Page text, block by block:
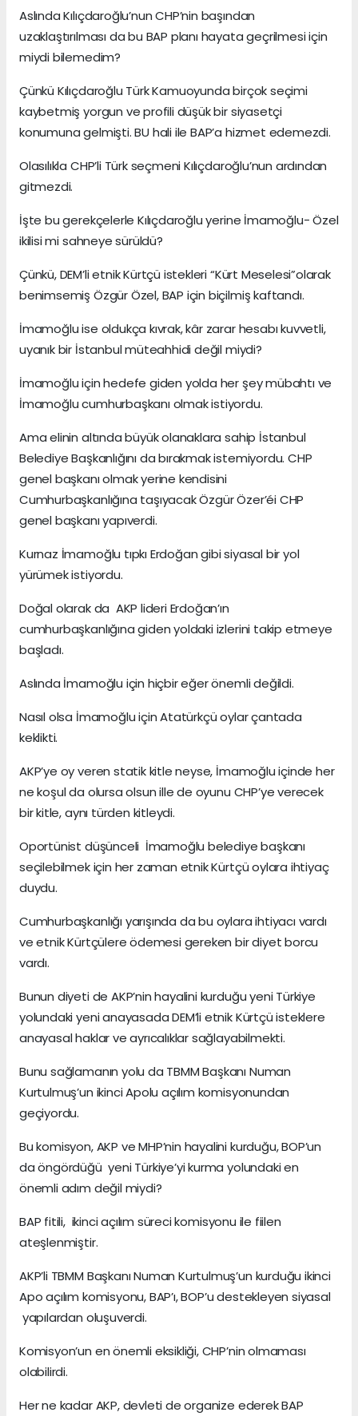
Aslında Kılıçdaroğlu’nun CHP’nin başından
uzaklaştırılması da bu BAP planı hayata geçrilmesi için
miydi bilemedim?
Çünkü Kılıçdaroğlu Türk Kamuoyunda birçok seçimi
kaybetmiş yorgun ve profili düşük bir siyasetçi
konumuna gelmişti. BU hali ile BAP’a hizmet edemezdi.
Olasılıkla CHP’li Türk seçmeni Kılıçdaroğlu’nun ardından
gitmezdi.
İşte bu gerekçelerle Kılıçdaroğlu yerine İmamoğlu- Özel
ikilisi mi sahneye sürüldü?
Çünkü, DEM’li etnik Kürtçü istekleri “Kürt Meselesi”olarak
benimsemiş Özgür Özel, BAP için biçilmiş kaftandı.
İmamoğlu ise oldukça kıvrak, kâr zarar hesabı kuvvetli,
uyanık bir İstanbul müteahhidi değil miydi?
İmamoğlu için hedefe giden yolda her şey mübahtı ve
İmamoğlu cumhurbaşkanı olmak istiyordu.
Ama elinin altında büyük olanaklara sahip İstanbul
Belediye Başkanlığını da bırakmak istemiyordu. CHP
genel başkanı olmak yerine kendisini
Cumhurbaşkanlığına taşıyacak Özgür Özer’éi CHP
genel başkanı yapıverdi.
Kurnaz İmamoğlu tıpkı Erdoğan gibi siyasal bir yol
yürümek istiyordu.
Doğal olarak da AKP lideri Erdoğan’ın
cumhurbaşkanlığına giden yoldaki izlerini takip etmeye
başladı.
Aslında İmamoğlu için hiçbir eğer önemli değildi.
Nasıl olsa İmamoğlu için Atatürkçü oylar çantada
keklikti.
AKP’ye oy veren statik kitle neyse, İmamoğlu içinde her
ne koşul da olursa olsun ille de oyunu CHP’ye verecek
bir kitle, aynı türden kitleydi.
Oportünist düşünceli İmamoğlu belediye başkanı
seçilebilmek için her zaman etnik Kürtçü oylara ihtiyaç
duydu.
Cumhurbaşkanlığı yarışında da bu oylara ihtiyacı vardı
ve etnik Kürtçülere ödemesi gereken bir diyet borcu
vardı.
Bunun diyeti de AKP’nin hayalini kurduğu yeni Türkiye
yolundaki yeni anayasada DEM’li etnik Kürtçü isteklere
anayasal haklar ve ayrıcalıklar sağlayabilmekti.
Bunu sağlamanın yolu da TBMM Başkanı Numan
Kurtulmuş’un ikinci Apolu açılım komisyonundan
geçiyordu.
Bu komisyon, AKP ve MHP’nin hayalini kurduğu, BOP’un
da öngördüğü yeni Türkiye’yi kurma yolundaki en
önemli adım değil miydi?
BAP fitili, ikinci açılım süreci komisyonu ile fiilen
ateşlenmiştir.
AKP’li TBMM Başkanı Numan Kurtulmuş’un kurduğu ikinci
Apo açılım komisyonu, BAP’ı, BOP’u destekleyen siyasal
yapılardan oluşuverdi.
Komisyon’un en önemli eksikliği, CHP’nin olmaması
olabilirdi.
Her ne kadar AKP, devleti de organize ederek BAP